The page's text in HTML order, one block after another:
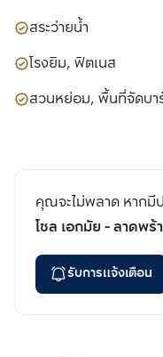
สระว่ายน้ำ
โรงยิม, ฟิตเนส
สวนหย่อม, พื้นที่จัดบา
คุณจะไม่พลาด หากมี
โซล เอกมัย - ลาดพร้
รับการแจ้งเตือน